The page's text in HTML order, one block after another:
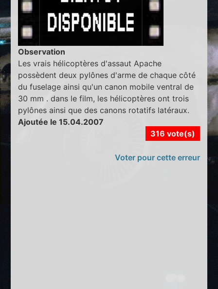
Observation
Les vrais hélicoptères d'assaut Apache
possèdent deux pylônes d'arme de chaque côté
du fuselage ainsi qu'un canon mobile ventral de
30 mm . dans le film, les hélicoptères ont trois
pylônes ainsi que des canons rotatifs latéraux.
Ajoutée le 15.04.2007
316 vote(s)
Voter pour cette erreur